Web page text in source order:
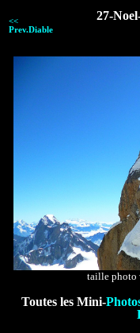
<<
Prev.Diable
27-
taille photo
Toutes les Mini-